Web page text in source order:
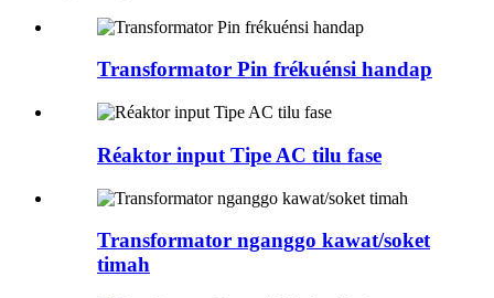
Transformator Pin frékuénsi handap
Réaktor input Tipe AC tilu fase
Transformator nganggo kawat/soket
timah